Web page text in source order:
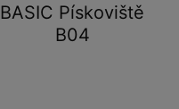
BASIC Pískoviště
B04